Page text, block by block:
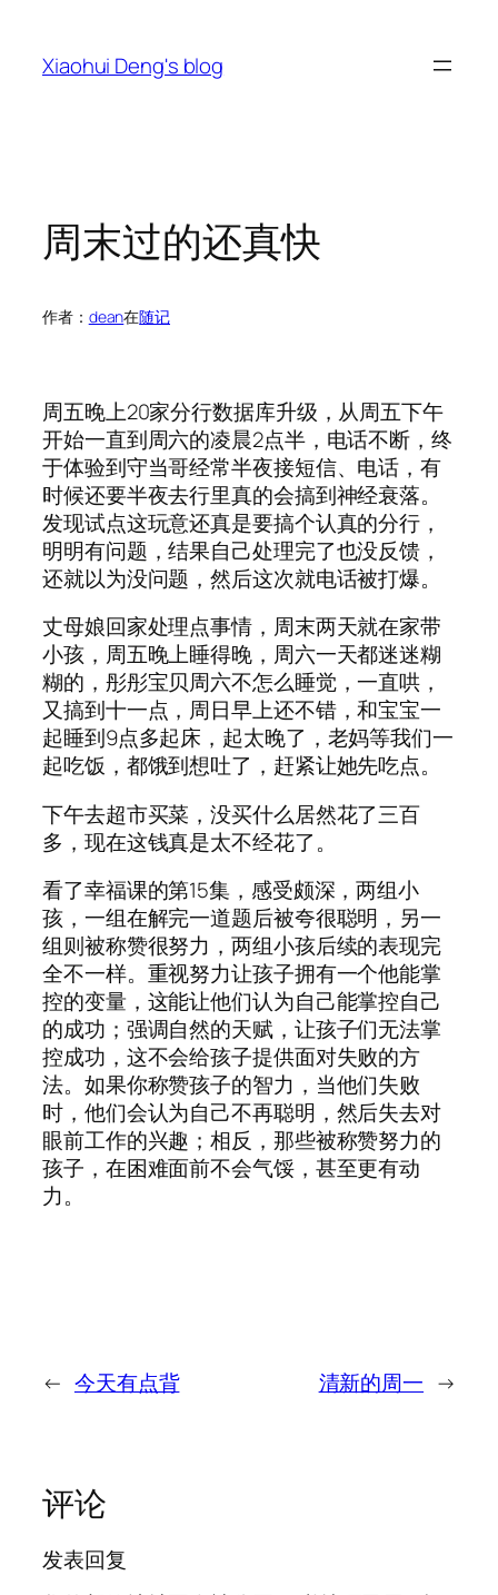
Xiaohui Deng's blog
周末过的还真快
作者： dean在随记
周五晚上20家分行数据库升级，从周五下午
开始一直到周六的凌晨2点半，电话不断，终
于体验到守当哥经常半夜接短信、电话，有
时候还要半夜去行里真的会搞到神经衰落。
发现试点这玩意还真是要搞个认真的分行，
明明有问题，结果自己处理完了也没反馈，
还就以为没问题，然后这次就电话被打爆。
丈母娘回家处理点事情，周末两天就在家带
小孩，周五晚上睡得晚，周六一天都迷迷糊
糊的，彤彤宝贝周六不怎么睡觉，一直哄，
又搞到十一点，周日早上还不错，和宝宝一
起睡到9点多起床，起太晚了，老妈等我们一
起吃饭，都饿到想吐了，赶紧让她先吃点。
下午去超市买菜，没买什么居然花了三百
多，现在这钱真是太不经花了。
看了幸福课的第15集，感受颇深，两组小
孩，一组在解完一道题后被夸很聪明，另一
组则被称赞很努力，两组小孩后续的表现完
全不一样。重视努力让孩子拥有一个他能掌
控的变量，这能让他们认为自己能掌控自己
的成功；强调自然的天赋，让孩子们无法掌
控成功，这不会给孩子提供面对失败的方
法。如果你称赞孩子的智力，当他们失败
时，他们会认为自己不再聪明，然后失去对
眼前工作的兴趣；相反，那些被称赞努力的
孩子，在困难面前不会气馁，甚至更有动
力。
← 今天有点背 清新的周一 →
评论
发表回复